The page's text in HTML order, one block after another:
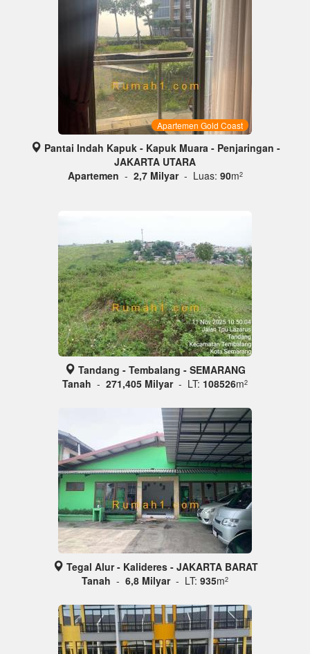
Apartemen Gold Coast
Pantai Indah Kapuk - Kapuk Muara - Penjaringan -
JAKARTA UTARA
Apartemen - 2,7 Milyar - Luas: 90m2
Tandang - Tembalang - SEMARANG
Tanah - 271,405 Milyar - LT: 108526m2
Tegal Alur - Kalideres - JAKARTA BARAT
Tanah - 6,8 Milyar - LT: 935m2